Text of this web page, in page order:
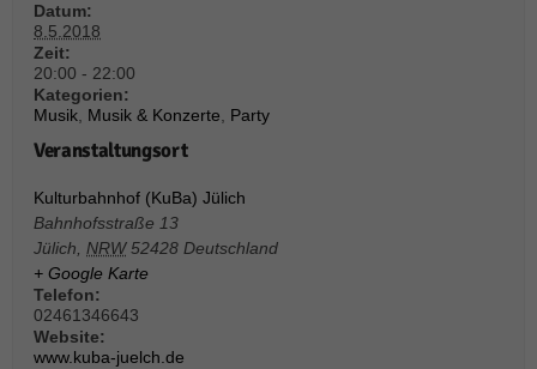
Datum:
8.5.2018
Zeit:
20:00 - 22:00
Kategorien:
Musik, Musik & Konzerte, Party
Veranstaltungsort
Kulturbahnhof (KuBa) Jülich
Bahnhofsstraße 13
Jülich, NRW 52428 Deutschland
+ Google Karte
Telefon:
02461346643
Website:
www.kuba-juelch.de
Inhalte von Videoplattformen und Social-Media-Plattformen werden
standardmäßig blockiert. Wenn Cookies von externen Medien akzeptiert
werden, bedarf der Zugriff auf diese Inhalte keiner manuellen Einwilligung
mehr.
Cookie-Informationen anzeigen
powered by Borlabs Cookie